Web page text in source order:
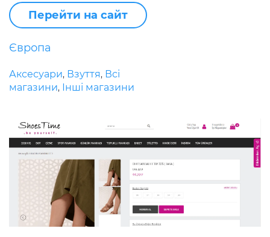
Перейти на сайт
Європа
Аксесуари, Взуття, Всі
магазини, Інші магазини